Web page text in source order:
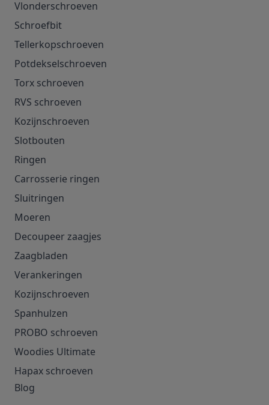
Vlonderschroeven
Schroefbit
Tellerkopschroeven
Potdekselschroeven
Torx schroeven
RVS schroeven
Kozijnschroeven
Slotbouten
Ringen
Carrosserie ringen
Sluitringen
Moeren
Decoupeer zaagjes
Zaagbladen
Verankeringen
Kozijnschroeven
Spanhulzen
PROBO schroeven
Woodies Ultimate
Hapax schroeven
Blog